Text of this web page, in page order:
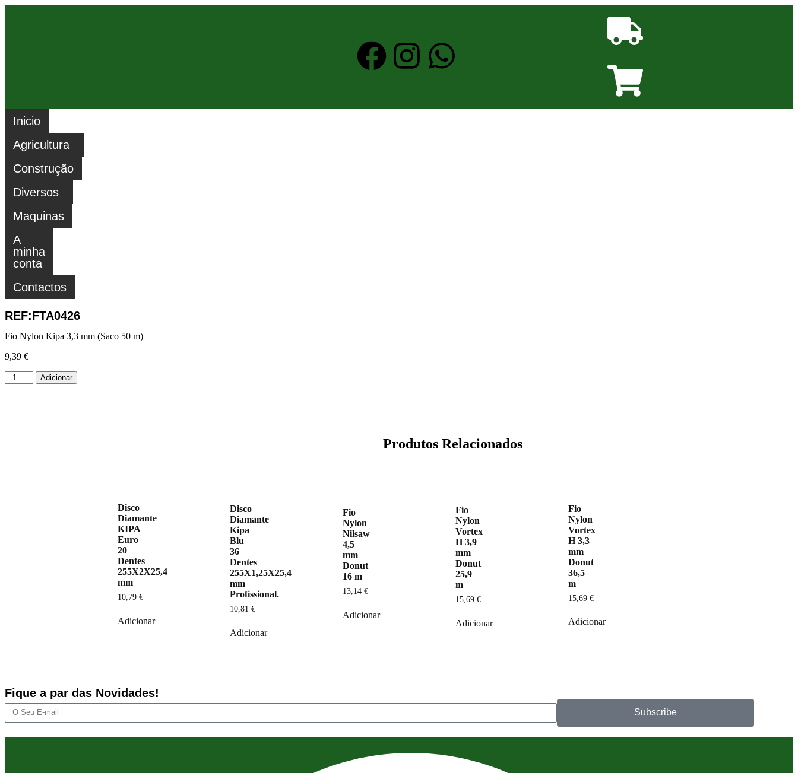
Inicio
Agricultura
Construção
Diversos
Maquinas
A
minha
conta
Contactos
REF:FTA0426
Fio Nylon Kipa 3,3 mm (Saco 50 m)
9,39 €
Adicionar
Produtos Relacionados
Disco
Diamante
KIPA
Euro
20
Dentes
255X2X25,4
mm
10,79 €
Adicionar
Disco
Diamante
Kipa
Blu
36
Dentes
255X1,25X25,4
mm
Profissional.
10,81€
Adicionar
Fio
Nylon
Nilsaw
4,5
mm
Donut
16 m
13,14€
Adicionar
Fio
Nylon
Vortex
H 3,9
mm
Donut
25,9
m
15,69 €
Adicionar
Fio
Nylon
Vortex
H 3,3
mm
Donut
36,5
m
15,69 €
Adicionar
Fique a par das Novidades!
Subscribe